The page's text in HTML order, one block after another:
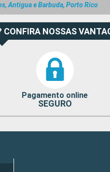
Antigua e Barbuda, Porto Rico
CONFIRA NOSSAS
Pagamento online
SEGURO